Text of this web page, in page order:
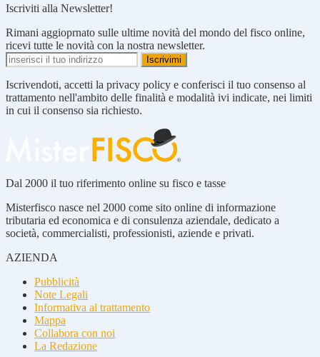
Iscriviti alla Newsletter!
Rimani aggioprnato sulle ultime novità del mondo del fisco online,
ricevi tutte le novità con la nostra newsletter.
Iscrivendoti, accetti la privacy policy e conferisci il tuo consenso al
trattamento nell'ambito delle finalità e modalità ivi indicate, nei limiti
in cui il consenso sia richiesto.
Dal 2000 il tuo riferimento online su fisco e tasse
Misterfisco nasce nel 2000 come sito online di informazione
tributaria ed economica e di consulenza aziendale, dedicato a
società, commercialisti, professionisti, aziende e privati.
AZIENDA
Pubblicità
Note Legali
Informativa al trattamento
Mappa
Collabora con noi
La Redazione